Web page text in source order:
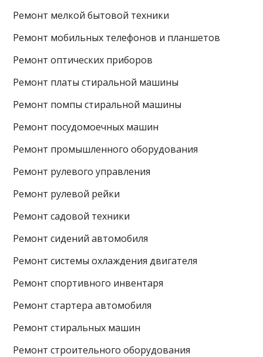
Ремонт мелкой бытовой техники
Ремонт мобильных телефонов и планшетов
Ремонт оптических приборов
Ремонт платы стиральной машины
Ремонт помпы стиральной машины
Ремонт посудомоечных машин
Ремонт промышленного оборудования
Ремонт рулевого управления
Ремонт рулевой рейки
Ремонт садовой техники
Ремонт сидений автомобиля
Ремонт системы охлаждения двигателя
Ремонт спортивного инвентаря
Ремонт стартера автомобиля
Ремонт стиральных машин
Ремонт строительного оборудования